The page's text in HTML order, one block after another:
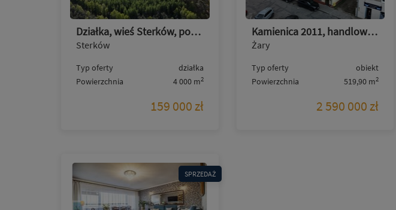
Działka, wieś Sterków, pod zabudowę 40ar, asfalt
Sterków
Typ oferty
działka
Powierzchnia
4 000 m2
159 000 zł
Kamienica 2011, handlowo-biurowo-mieszkalna, centrum
Żary
Typ oferty
obiekt
Powierzchnia
519,90 m2
2 590 000 zł
SPRZEDAŻ